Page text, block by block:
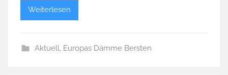
Weiterlesen
Aktuell, Europas Dämme Bersten